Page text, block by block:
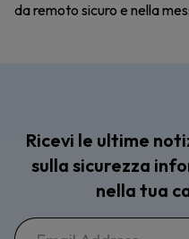
da remoto sicuro e nella
Ricevi le ultime
sulla sicurezza
nella tua